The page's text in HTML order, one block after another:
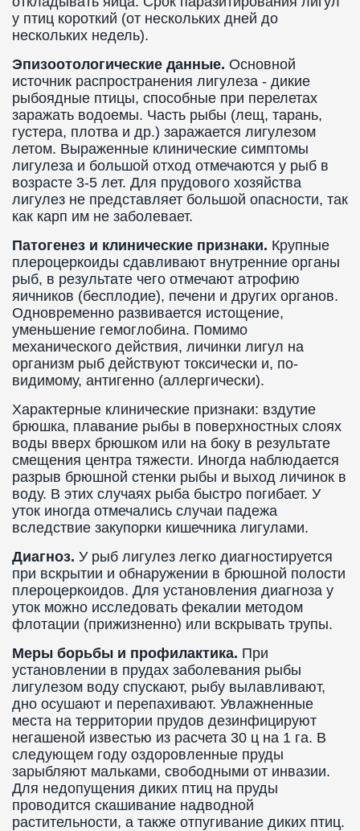
у птиц короткий (от нескольких дней до
нескольких недель).
Эпизоотологические данные. Основной
источник распространения лигулеза - дикие
рыбоядные птицы, способные при перелетах
заражать водоемы. Часть рыбы (лещ, тарань,
густера, плотва и др.) заражается лигулезом
летом. Выраженные клинические симптомы
лигулеза и большой отход отмечаются у рыб в
возрасте 3-5 лет. Для прудового хозяйства
лигулез не представляет большой опасности, так
как карп им не заболевает.
Патогенез и клинические признаки. Крупные
плероцеркоиды сдавливают внутренние органы
рыб, в результате чего отмечают атрофию
яичников (бесплодие), печени и других органов.
Одновременно развивается истощение,
уменьшение гемоглобина. Помимо
механического действия, личинки лигул на
организм рыб действуют токсически и, по-
видимому, антигенно (аллергически).
Характерные клинические признаки: вздутие
брюшка, плавание рыбы в поверхностных слоях
воды вверх брюшком или на боку в результате
смещения центра тяжести. Иногда наблюдается
разрыв брюшной стенки рыбы и выход личинок в
воду. В этих случаях рыба быстро погибает. У
уток иногда отмечались случаи падежа
вследствие закупорки кишечника лигулами.
Диагноз. У рыб лигулез легко диагностируется
при вскрытии и обнаружении в брюшной полости
плероцеркоидов. Для установления диагноза у
уток можно исследовать фекалии методом
флотации (прижизненно) или вскрывать трупы.
Меры борьбы и профилактика. При
установлении в прудах заболевания рыбы
лигулезом воду спускают, рыбу вылавливают,
дно осушают и перепахивают. Увлажненные
места на территории прудов дезинфицируют
негашеной известью из расчета 30 ц на 1 га. В
следующем году оздоровленные пруды
зарыбляют мальками, свободными от инвазии.
Для недопущения диких птиц на пруды
проводится скашивание надводной
растительности, а также отпугивание диких птиц.